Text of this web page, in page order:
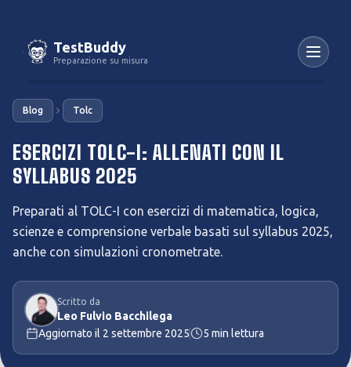
TestBuddy
Preparazione su misura
Blog Tolc
ESERCIZI TOLC-I: ALLENATI CON IL
SYLLABUS 2025
Preparati al TOLC-I con esercizi di matematica, logica,
scienze e comprensione verbale basati sul syllabus 2025,
anche con simulazioni cronometrate.
Scritto da
Leo Fulvio Bacchilega
Aggiornato il 2 settembre 2025 5 min lettura